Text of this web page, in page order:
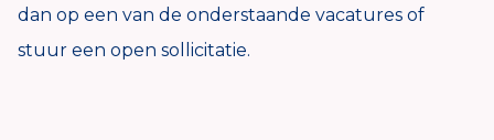
dan op een van de onderstaande vacatures of
stuur een open sollicitatie.